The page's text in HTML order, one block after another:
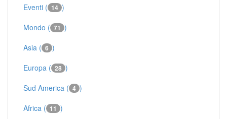
Eventi ( 14 )
Mondo ( 71 )
Asia ( 6 )
Europa ( 28 )
Sud America ( 4 )
Africa ( 11 )